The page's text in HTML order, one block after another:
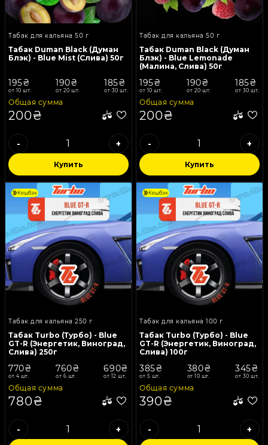
Табак для кальяна 50 г
Табак Duman Black (Думан
Блэк) - Blue Mist (Слива) 50г
195₴
от 10 шт.
190₴
от 20 шт.
185₴
от 30 шт.
Общая сумма
200₴
- +
Купить
Табак для кальяна 50 г
Табак Duman Black (Думан
Блэк) - Blue Lemonade
(Малина, Слива) 50г
195₴
от 10 шт.
190₴
от 20 шт.
185₴
от 30 шт.
Общая сумма
200₴
- +
Купить
Кешбэк
Табак для кальяна 250 г
Табак Turbo (Турбо) - Blue
GT-R (Энергетик, Виноград,
Слива) 250г
770₴
от 4 шт.
760₴
от 6 шт.
690₴
от 12 шт.
Общая сумма
780₴
- +
Кешбэк
Табак для кальяна 100 г
Табак Turbo (Турбо) - Blue
GT-R (Энергетик, Виноград,
Слива) 100г
385₴
от 5 шт.
380₴
от 10 шт.
345₴
от 30 шт.
Общая сумма
390₴
- +